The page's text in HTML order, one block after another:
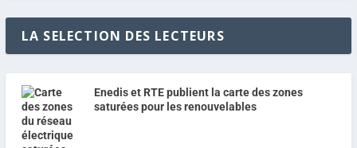
LA SELECTION DES LECTEURS
Enedis et RTE publient la carte des zones
saturées pour les renouvelables